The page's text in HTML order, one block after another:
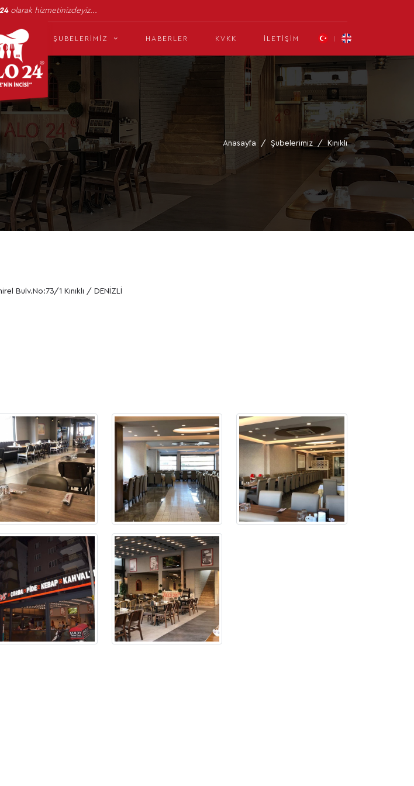
olarak hizmetinizdeyiz...
ŞUBELERIMIZ HABERLER KVKK İLETIŞIM
Anasayfa Şubelerimiz Kınıklı
Bulv.No:73/1 Kınıklı / DENİZLİ